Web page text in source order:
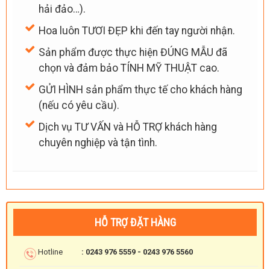
hải đảo…).
Hoa luôn TƯƠI ĐẸP khi đến tay người nhận.
Sản phẩm được thực hiện ĐÚNG MẪU đã
chọn và đảm bảo TÍNH MỸ THUẬT cao.
GỬI HÌNH sản phẩm thực tế cho khách hàng
(nếu có yêu cầu).
Dịch vụ TƯ VẤN và HỖ TRỢ khách hàng
chuyên nghiệp và tận tình.
HỖ TRỢ ĐẶT HÀNG
Hotline : 0243 976 5559 - 0243 976 5560